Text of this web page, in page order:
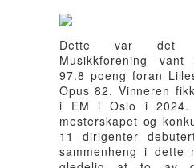
Dette var det
Musikkforening vant
97.8 poeng foran
Opus 82. Vinneren
i EM i Oslo i 2024.
mesterskapet og
11 dirigenter
sammenheng i dette